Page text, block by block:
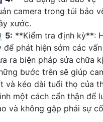
camera trong túi bảo
xước.
5: **Kiểm tra định kỳ**:
để phát hiện sớm các
ra biện pháp sửa chữa
bước trên sẽ giúp
và kéo dài tuổi thọ của
một cách cẩn thận để
và không gặp phải sự